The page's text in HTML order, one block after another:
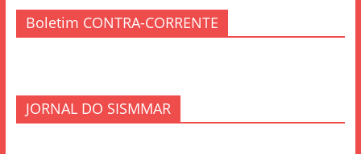
Boletim CONTRA-CORRENTE
JORNAL DO SISMMAR